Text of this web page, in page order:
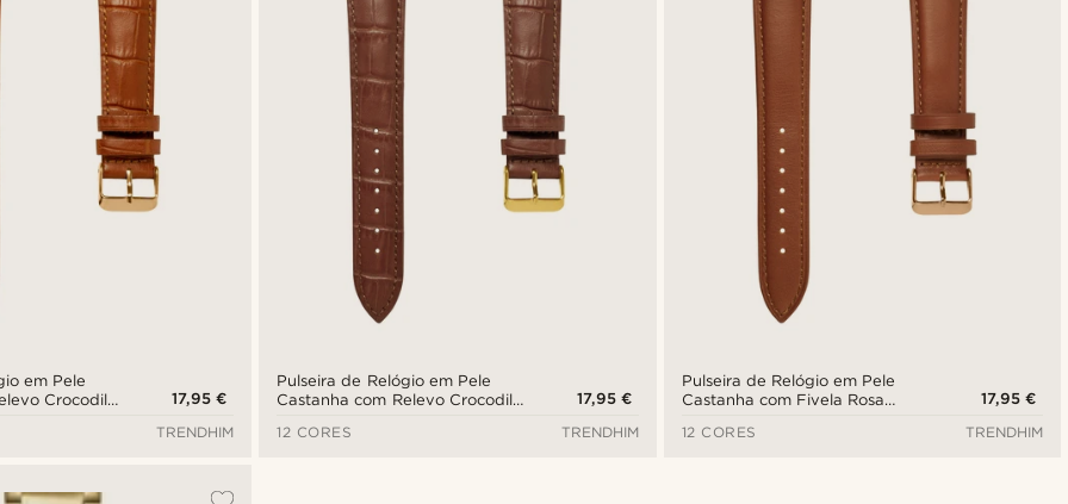
em Pele
Crocodilo
17,95 €
TRENDHIM
Pulseira de Relógio em Pele
Castanha com Relevo Crocodilo
Libertação Rápida
17,95 €
12 CORES
TRENDHIM
Pulseira de Relógio em Pele
Castanha com Fivela Rosa
Rápida
17,95 €
12 CORES
TRENDHIM